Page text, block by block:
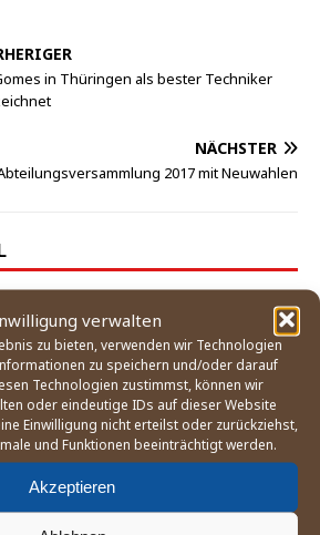
verwalten
zu bieten, verwenden wir Technologien
zu speichern und/oder darauf
Technologien zustimmst, können wir
oder eindeutige IDs auf dieser Website
Einwilligung nicht erteilst oder zurückziehst,
und Funktionen beeinträchtigt werden.
Akzeptieren
in Thüringen als bester Techniker
NÄCHSTER
2017 mit Neuwahlen
als Sponsor
2020
Krieg: 12 Boxverbände setzen IBA und
mit Forderungen
2022
to Hamburg: Lonsdale zu Besuch bei